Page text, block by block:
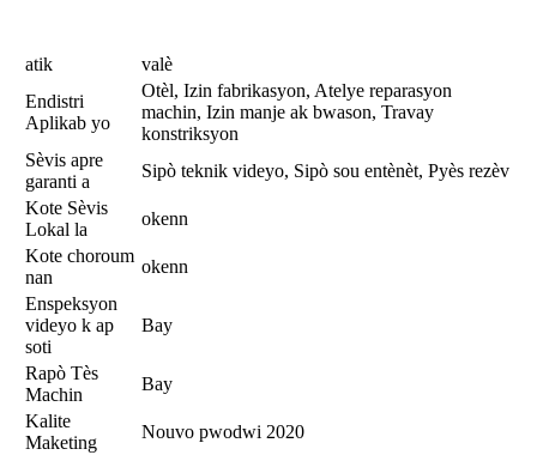
atik
valè
Endistri
Aplikab yo
Otèl, Izin fabrikasyon, Atelye reparasyon
machin, Izin manje ak bwason, Travay
konstriksyon
Sèvis apre
garanti a
Sipò teknik videyo, Sipò sou entènèt, Pyès rezèv
Kote Sèvis
Lokal la
okenn
Kote choroum
nan
okenn
Enspeksyon
videyo k ap
soti
Bay
Rapò Tès
Machin
Bay
Kalite
Maketing
Nouvo pwodwi 2020